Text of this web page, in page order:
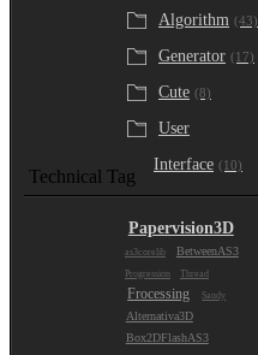
Algorithm (43)
Generator (17)
Cute (8)
User
Interface (10)
Technical Tag
Papervision3D
as3corelib BetweenAS3
Progression Thread
Frocessing Sandy
Alternativa3D
Box2DFlashAS3